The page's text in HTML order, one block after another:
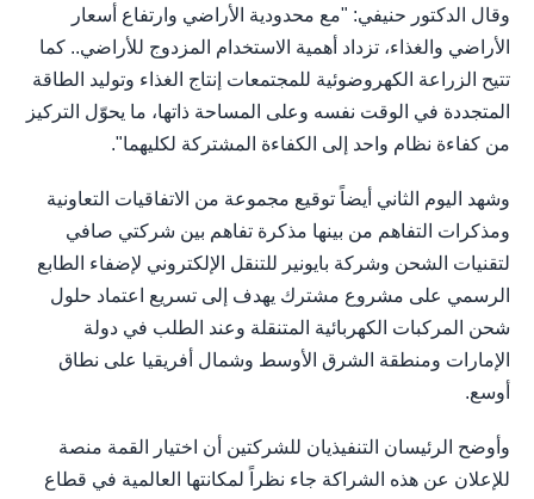
وقال الدكتور حنيفي: "مع محدودية الأراضي وارتفاع أسعار
الأراضي والغذاء، تزداد أهمية الاستخدام المزدوج للأراضي.. كما
تتيح الزراعة الكهروضوئية للمجتمعات إنتاج الغذاء وتوليد الطاقة
المتجددة في الوقت نفسه وعلى المساحة ذاتها، ما يحوّل التركيز
من كفاءة نظام واحد إلى الكفاءة المشتركة لكليهما".
وشهد اليوم الثاني أيضاً توقيع مجموعة من الاتفاقيات التعاونية
ومذكرات التفاهم من بينها مذكرة تفاهم بين شركتي صافي
لتقنيات الشحن وشركة بايونير للتنقل الإلكتروني لإضفاء الطابع
الرسمي على مشروع مشترك يهدف إلى تسريع اعتماد حلول
شحن المركبات الكهربائية المتنقلة وعند الطلب في دولة
الإمارات ومنطقة الشرق الأوسط وشمال أفريقيا على نطاق
أوسع.
وأوضح الرئيسان التنفيذيان للشركتين أن اختيار القمة منصة
للإعلان عن هذه الشراكة جاء نظراً لمكانتها العالمية في قطاع